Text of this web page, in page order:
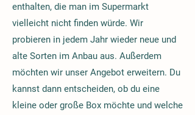
enthalten, die man im Supermarkt
vielleicht nicht finden würde. Wir
probieren in jedem Jahr wieder neue und
alte Sorten im Anbau aus. Außerdem
möchten wir unser Angebot erweitern. Du
kannst dann entscheiden, ob du eine
kleine oder große Box möchte und welche